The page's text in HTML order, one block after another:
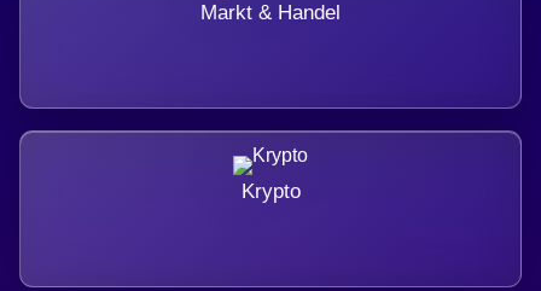
Markt & Handel
Krypto